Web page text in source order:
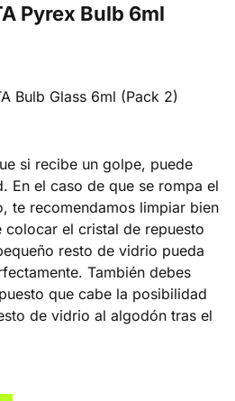
Pyrex Bulb 6ml
Bulb Glass 6ml (Pack 2)
si recibe un golpe, puede
En el caso de que se rompa el
te recomendamos limpiar bien
colocar el cristal de repuesto
resto de vidrio pueda
También debes
que cabe la posibilidad
de vidrio al algodón tras el